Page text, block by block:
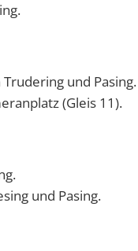
und Pasing.
(Gleis 11).
und Pasing.